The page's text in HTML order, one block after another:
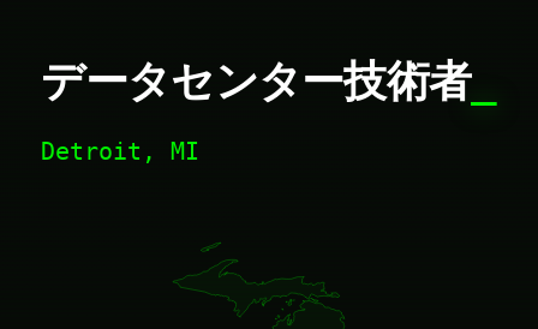
データセンター技術者_
Detroit, MI